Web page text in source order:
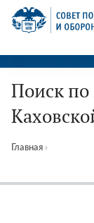
Перейти
СВОП
Поиск
Главная ›